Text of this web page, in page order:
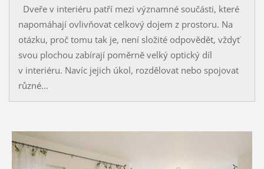
Dveře v interiéru patří mezi významné součásti, které
napomáhají ovlivňovat celkový dojem z prostoru. Na
otázku, proč tomu tak je, není složité odpovědět, vždyť
svou plochou zabírají poměrně velký optický díl
v interiéru. Navíc jejich úkol, rozdělovat nebo spojovat
různé...